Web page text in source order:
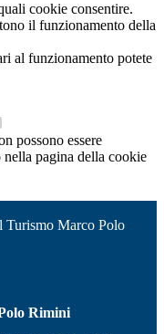
cookie consentire.
il funzionamento della
al funzionamento potete
possono essere
pagina della cookie
Turismo Marco Polo
Rimini